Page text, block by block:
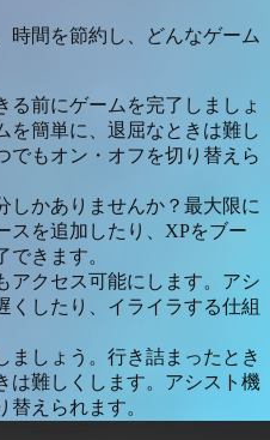
時間を節約し、どんなゲーム
る前にゲームを完了しましょ
を簡単に、退屈なときは難し
でもオン・オフを切り替えら
しかありませんか？最大限に
スを追加したり、XPをブー
きます。
アクセス可能にします。アシ
くしたり、イライラする仕組
ましょう。行き詰まったとき
は難しくします。アシスト機
えられます。